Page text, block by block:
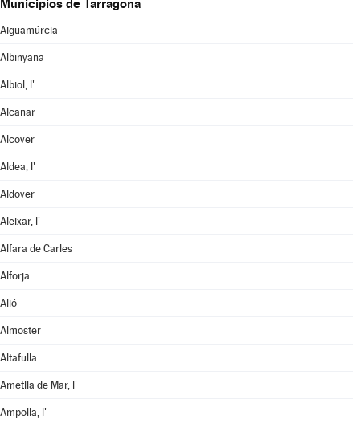
Municipios de Tarragona
Aiguamúrcia
Albinyana
Albiol, l'
Alcanar
Alcover
Aldea, l'
Aldover
Aleixar, l'
Alfara de Carles
Alforja
Alió
Almoster
Altafulla
Ametlla de Mar, l'
Ampolla, l'